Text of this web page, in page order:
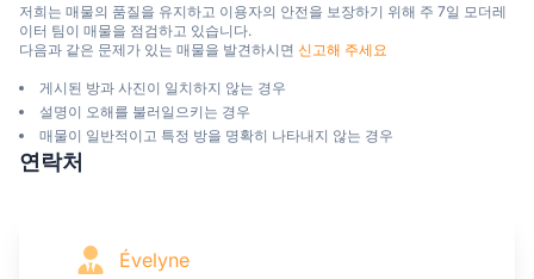
저희는 매물의 품질을 유지하고 이용자의 안전을 보장하기 위해 주 7일 모더레
이터 팀이 매물을 점검하고 있습니다.
다음과 같은 문제가 있는 매물을 발견하시면 신고해 주세요
게시된 방과 사진이 일치하지 않는 경우
설명이 오해를 불러일으키는 경우
매물이 일반적이고 특정 방을 명확히 나타내지 않는 경우
연락처
Évelyne